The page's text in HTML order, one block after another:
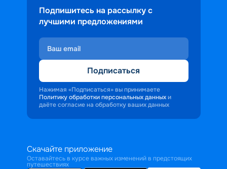
Подпишитесь на рассылку с
лучшими предложениями
Подписаться
Нажимая «Подписаться» вы принимаете
Политику обработки персональных данных и
даёте согласие на обработку ваших данных
Скачайте приложение
Оставайтесь в курсе важных изменений в предстоящих
путешествиях